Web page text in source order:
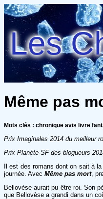
Les
Même pas
Mots clés : chronique avis livre
Prix Imaginales 2014 du meilleur
Prix Planète-SF des blogueurs
Il est des romans dont on sait à
journée. Avec Même pas mort,
Bellovèse aurait pu être roi. Son
que Bellovèse a grandi dans un